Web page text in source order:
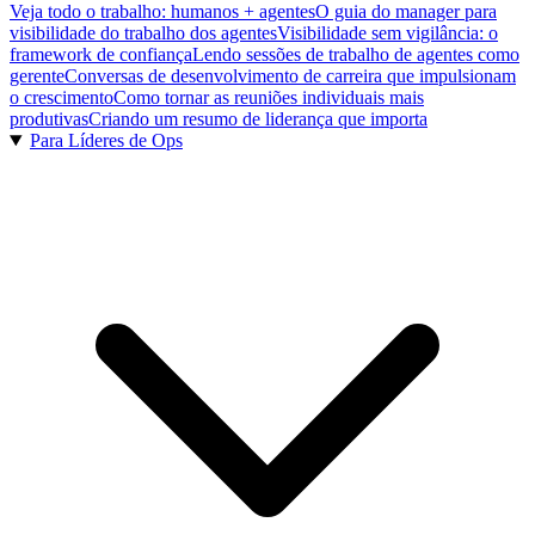
Veja todo o trabalho: humanos + agentesO guia do manager para
visibilidade do trabalho dos agentesVisibilidade sem vigilância: o
framework de confiançaLendo sessões de trabalho de agentes como
gerenteConversas de desenvolvimento de carreira que impulsionam
o crescimentoComo tornar as reuniões individuais mais
produtivasCriando um resumo de liderança que importa
Para Líderes de Ops